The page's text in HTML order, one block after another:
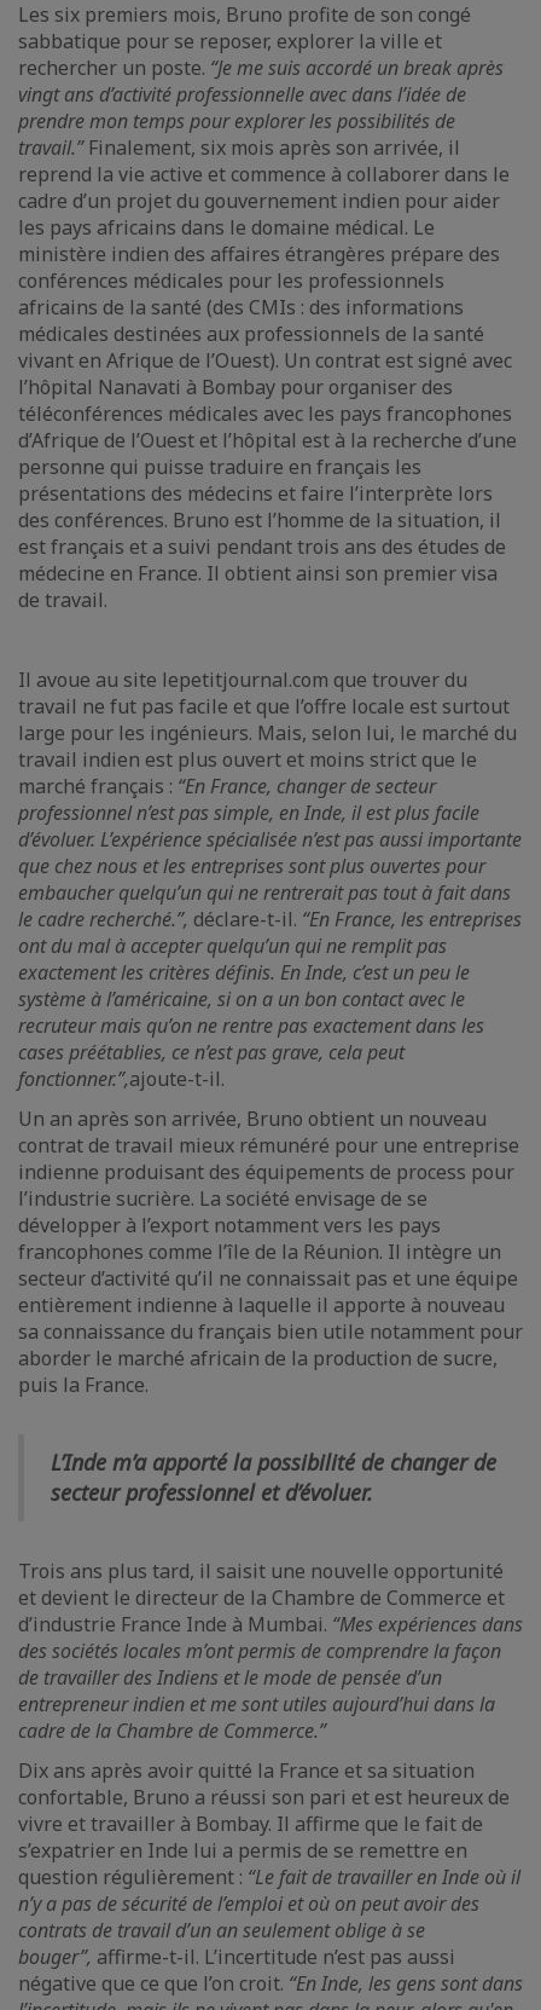
Les six premiers mois, Bruno profite de son congé
sabbatique pour se reposer, explorer la ville et
rechercher un poste. “Je me suis accordé un break après
vingt ans d’activité professionnelle avec dans l’idée de
prendre mon temps pour explorer les possibilités de
travail.”Finalement, six mois après son arrivée, il
reprend la vie active et commence à collaborer dans le
cadre d’un projet du gouvernement indien pour aider
les pays africains dans le domaine médical. Le
ministère indien des affaires étrangères prépare des
conférences médicales pour les professionnels
africains de la santé (des CMIs : des informations
médicales destinées aux professionnels de la santé
vivant en Afrique de l’Ouest). Un contrat est signé avec
l’hôpital Nanavati à Bombay pour organiser des
téléconférences médicales avec les pays francophones
d’Afrique de l’Ouest et l’hôpital est à la recherche d’une
personne qui puisse traduire en français les
présentations des médecins et faire l’interprète lors
des conférences. Bruno est l’homme de la situation, il
est français et a suivi pendant trois ans des études de
médecine en France. Il obtient ainsi son premier visa
de travail.
Il avoue au site lepetitjournal.com que trouver du
travail ne fut pas facile et que l’offre locale est surtout
large pour les ingénieurs. Mais, selon lui, le marché du
travail indien est plus ouvert et moins strict que le
marché français : “En France, changer de secteur
professionnel n’est pas simple, en Inde, il est plus facile
d’évoluer. L’expérience spécialisée n’est pas aussi importante
que chez nous et les entreprises sont plus ouvertes pour
embaucher quelqu’un qui ne rentrerait pas tout à fait dans
le cadre recherché.”, déclare-t-il. “En France, les entreprises
ont du mal à accepter quelqu’un qui ne remplit pas
exactement les critères définis. En Inde, c’est un peu le
système à l’américaine, si on a un bon contact avec le
recruteur mais qu’on ne rentre pas exactement dans les
cases préétablies, ce n’est pas grave, cela peut
fonctionner.”,ajoute-t-il.
Un an après son arrivée, Bruno obtient un nouveau
contrat de travail mieux rémunéré pour une entreprise
indienne produisant des équipements de process pour
l’industrie sucrière. La société envisage de se
développer à l’export notamment vers les pays
francophones comme l’île de la Réunion. Il intègre un
secteur d’activité qu’il ne connaissait pas et une équipe
entièrement indienne à laquelle il apporte à nouveau
sa connaissance du français bien utile notamment pour
aborder le marché africain de la production de sucre,
puis la France.
L’Inde m’a apporté la possibilité de changer de
secteur professionnel et d’évoluer.
Trois ans plus tard, il saisit une nouvelle opportunité
et devient le directeur de la Chambre de Commerce et
d’industrie France Inde à Mumbai. “Mes expériences dans
des sociétés locales m’ont permis de comprendre la façon
de travailler des Indiens et le mode de pensée d’un
entrepreneur indien et me sont utiles aujourd’hui dans la
cadre de la Chambre de Commerce.”
Dix ans après avoir quitté la France et sa situation
confortable, Bruno a réussi son pari et est heureux de
vivre et travailler à Bombay. Il affirme que le fait de
s’expatrier en Inde lui a permis de se remettre en
question régulièrement : “Le fait de travailler en Inde où il
n’y a pas de sécurité de l’emploi et où on peut avoir des
contrats de travail d’un an seulement oblige à se
bouger”, affirme-t-il. L’incertitude n’est pas aussi
négative que ce que l’on croit. “En Inde, les gens sont dans